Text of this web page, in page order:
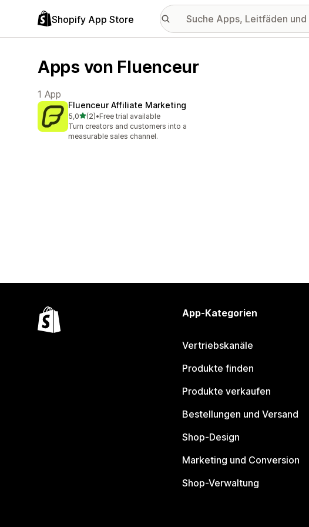
Shopify App Store
Apps von Fluenceur
1 App
Fluenceur Affiliate Marketing
5,0von 5 Sternen
(2)
2 Rezensionen insgesamt
•Free trial available
Turn creators and customers into a
measurable sales channel.
App-Kategorien
Vertriebskanäle
Produkte finden
Produkte verkaufen
Bestellungen und Versand
Shop-Design
Marketing und Conversion
Shop-Verwaltung